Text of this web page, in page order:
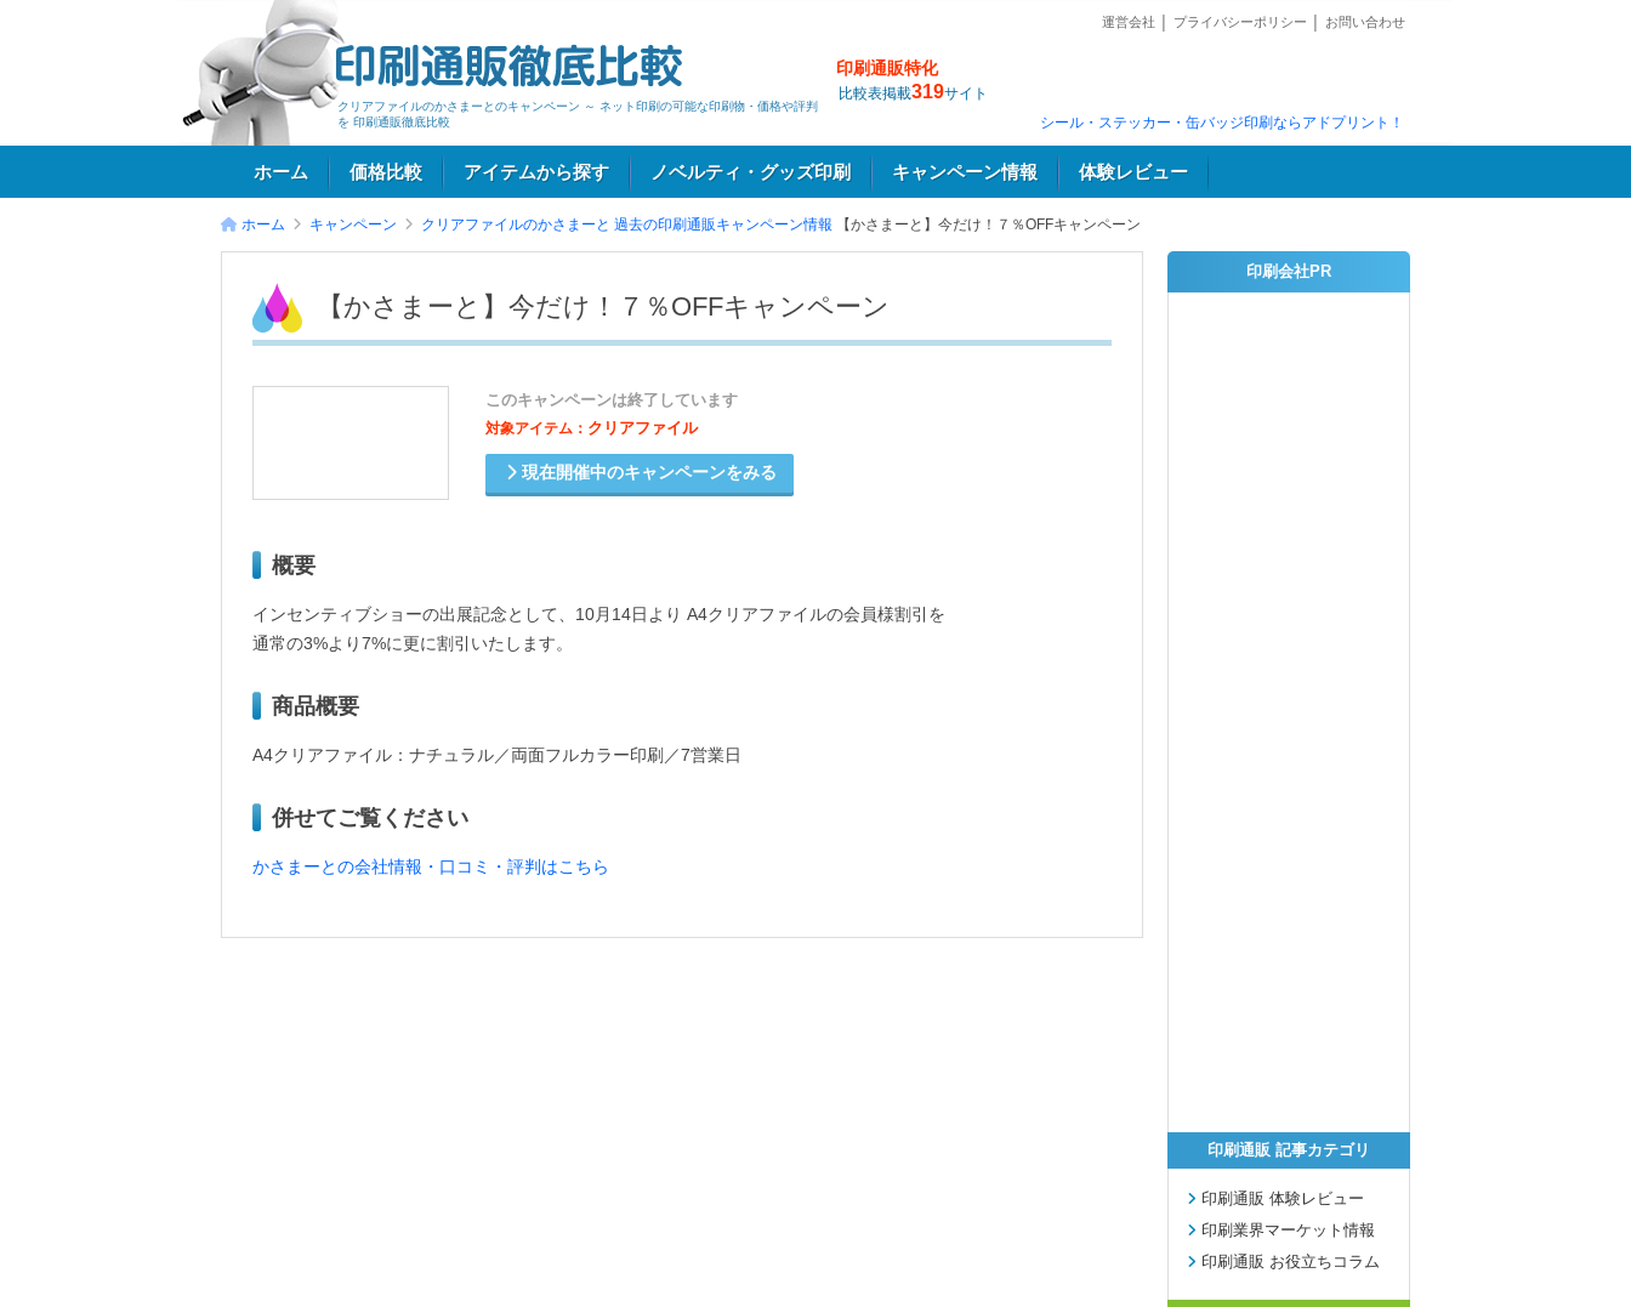
クリアファイルのかさまーとのキャンペーン ～ ネット印刷の可能な印刷物・価格や評判
を 印刷通販徹底比較
印刷通販特化
比較表掲載319サイト
運営会社 プライバシーポリシー お問い合わせ
シール・ステッカー・缶バッジ印刷ならアドプリント！
ホーム 価格比較 アイテムから探す ノベルティ・グッズ印刷 キャンペーン情報 体験レビュー
ホーム キャンペーン クリアファイルのかさまーと 過去の印刷通販キャンペーン情報 【かさまーと】今だけ！７％OFFキャンペーン
【かさまーと】今だけ！７％OFFキャンペーン
このキャンペーンは終了しています
対象アイテム： クリアファイル
現在開催中のキャンペーンをみる
概要
インセンティブショーの出展記念として、10月14日より A4クリアファイルの会員様割引を
通常の3%より7%に更に割引いたします。
商品概要
A4クリアファイル：ナチュラル／両面フルカラー印刷／7営業日
併せてご覧ください
かさまーとの会社情報・口コミ・評判はこちら
印刷会社PR
印刷通販 記事カテゴリ
印刷通販 体験レビュー
印刷業界マーケット情報
印刷通販 お役立ちコラム